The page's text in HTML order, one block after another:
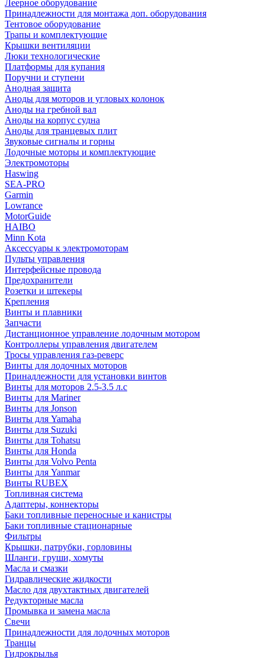
Леерное оборудование
Принадлежности для монтажа доп. оборудования
Тентовое оборудование
Трапы и комплектующие
Крышки вентиляции
Люки технологические
Платформы для купания
Поручни и ступени
Анодная защита
Аноды для моторов и угловых колонок
Аноды на гребной вал
Аноды на корпус судна
Аноды для транцевых плит
Звуковые сигналы и горны
Лодочные моторы и комплектующие
Электромоторы
Haswing
SEA-PRO
Garmin
Lowrance
MotorGuide
HAIBO
Minn Kota
Аксессуары к электромоторам
Пульты управления
Интерфейсные провода
Предохранители
Розетки и штекеры
Крепления
Винты и плавники
Запчасти
Дистанционное управление лодочным мотором
Контроллеры управления двигателем
Тросы управления газ-реверс
Винты для лодочных моторов
Принадлежности для установки винтов
Винты для моторов 2.5-3.5 л.с
Винты для Mariner
Винты для Jonson
Винты для Yamaha
Винты для Suzuki
Винты для Tohatsu
Винты для Honda
Винты для Volvo Penta
Винты для Yanmar
Винты RUBEX
Топливная система
Адаптеры, коннекторы
Баки топливные переносные и канистры
Баки топливные стационарные
Фильтры
Крышки, патрубки, горловины
Шланги, груши, хомуты
Масла и смазки
Гидравлические жидкости
Масло для двухтактных двигателей
Редукторные масла
Промывка и замена масла
Свечи
Принадлежности для лодочных моторов
Транцы
Гидрокрылья